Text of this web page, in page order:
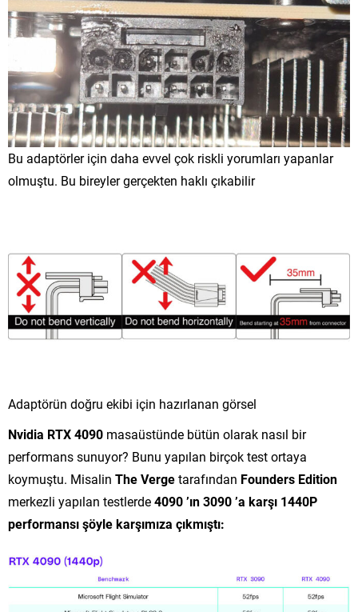
Bu adaptörler için daha evvel çok riskli yorumları yapanlar
olmuştu. Bu bireyler gerçekten haklı çıkabilir
Adaptörün doğru ekibi için hazırlanan görsel
Nvidia RTX 4090 masaüstünde bütün olarak nasıl bir
performans sunuyor? Bunu yapılan birçok test ortaya
koymuştu. Misalin The Vergetarafından Founders Edition
merkezli yapılan testlerde4090 ’ın 3090 ’a karşı 1440P
performansı şöyle karşımıza çıkmıştı: